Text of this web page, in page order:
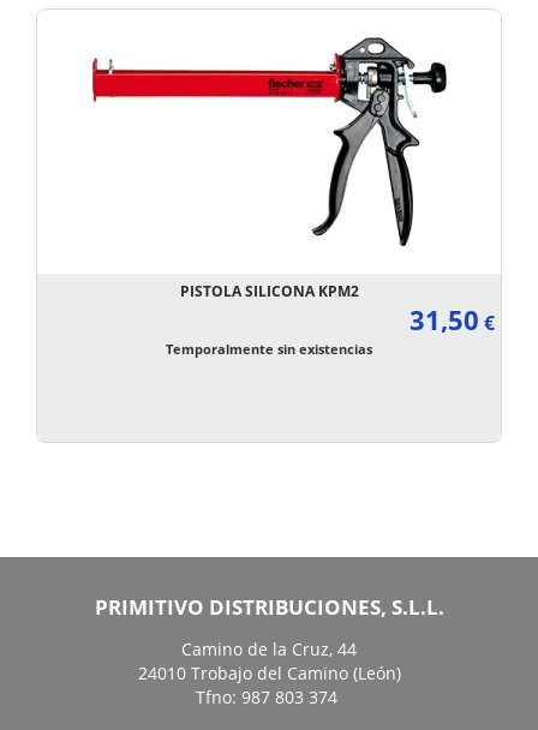
PISTOLA SILICONA KPM2
31,50 €
Temporalmente sin existencias
PRIMITIVO DISTRIBUCIONES, S.L.L.
Camino de la Cruz, 44
24010 Trobajo del Camino (León)
Tfno: 987 803 374